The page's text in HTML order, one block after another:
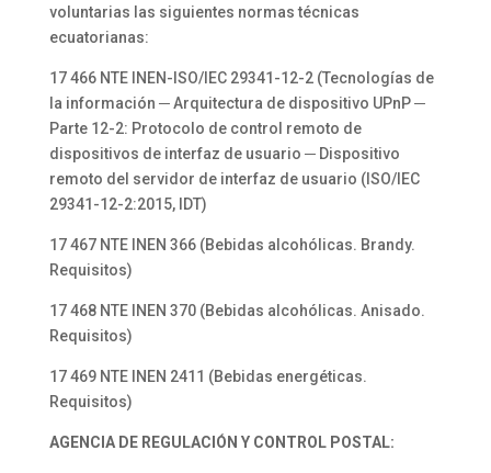
voluntarias las siguientes normas técnicas
ecuatorianas:
17 466 NTE INEN-ISO/IEC 29341-12-2 (Tecnologías de
la información ─ Arquitectura de dispositivo UPnP ─
Parte 12-2: Protocolo de control remoto de
dispositivos de interfaz de usuario ─ Dispositivo
remoto del servidor de interfaz de usuario (ISO/IEC
29341-12-2:2015, IDT)
17 467 NTE INEN 366 (Bebidas alcohólicas. Brandy.
Requisitos)
17 468 NTE INEN 370 (Bebidas alcohólicas. Anisado.
Requisitos)
17 469 NTE INEN 2411 (Bebidas energéticas.
Requisitos)
AGENCIA DE REGULACIÓN Y CONTROL POSTAL: